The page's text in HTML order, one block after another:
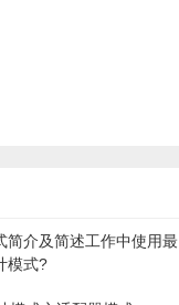
简介及简述工作中使用最
模式?